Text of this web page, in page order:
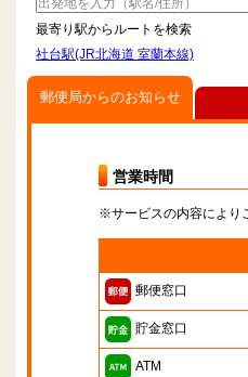
最寄り駅からルートを検索
社台駅(JR北海道 室蘭本線)
郵便局からのお知らせ
営業時間
※サービスの内容により
郵便窓口
貯金窓口
ATM